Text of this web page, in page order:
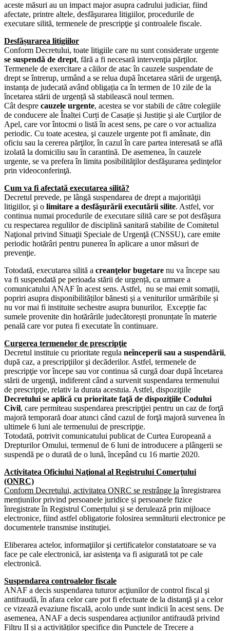
aceste măsuri au un impact major asupra cadrului judiciar, fiind
afectate, printre altele, desfăşurarea litigiilor, procedurile de
executare silită, termenele de prescripţie şi controalele fiscale.
Desfășurarea litigiilor
Conform Decretului, toate litigiile care nu sunt considerate urgente
se suspendă de drept, fără a fi necesară intervenţia părţilor.
Termenele de exercitare a căilor de atac în cauzele suspendate de
drept se întrerup, urmând a se relua după încetarea stării de urgenţă,
instanța de judecată având obligația ca în termen de 10 zile de la
încetarea stării de urgență să stabilească noul termen.
Cât despre cauzele urgente, acestea se vor stabili de către colegiile
de conducere ale Înaltei Curți de Casație și Justiție şi ale Curţilor de
Apel, care vor întocmi o listă în acest sens, pe care o vor actualiza
periodic. Cu toate acestea, şi cauzele urgente pot fi amânate, din
oficiu sau la cererea părţilor, în cazul în care partea interesată se află
izolată la domiciliu sau în carantină. De asemenea, în cauzele
urgente, se va prefera în limita posibilităţilor desfăşurarea şedinţelor
prin videoconferinţă.
Cum va fi afectată executarea silită?
Decretul prevede, pe lângă suspendarea de drept a majorităţii
litigiilor, şi o limitare a desfăşurării executării silite. Astfel, vor
continua numai procedurile de executare silită care se pot desfăşura
cu respectarea regulilor de disciplină sanitară stabilite de Comitetul
Naţional privind Situaţii Speciale de Urgenţă (CNSSU), care emite
periodic hotărâri pentru punerea în aplicare a unor măsuri de
prevenţie.
Totodată, executarea silită a creanţelor bugetare nu va începe sau
va fi suspendată pe perioada stării de urgență, ca urmare a
comunicatului ANAF în acest sens. Astfel, nu se mai emit somații,
popriri asupra disponibilităților bănesti și a veniturilor urmăribile și
nu vor mai fi instituite sechestre asupra bunurilor, Excepție fac
sumele provenite din hotărârile judecătorești pronunțate în materie
penală care vor putea fi executate în continuare.
Curgerea termenelor de prescripţie
Decretul instituie cu prioritate regula neînceperii sau a suspendării,
după caz, a prescripţiilor şi decăderilor. Astfel, termenele de
prescripţie vor începe sau vor continua să curgă doar după încetarea
stării de urgenţă, indiferent când a survenit suspendarea termenului
de prescripţie, relativ la durata acestuia. Astfel, dispoziţiile
Decretului se aplică cu prioritate faţă de dispoziţiile Codului
Civil, care permiteau suspendarea prescripţiei pentru un caz de forţă
majoră temporară doar atunci când cazul de forţă majoră survenea în
ultimele 6 luni ale termenului de prescripţie.
Totodată, potrivit comunicatului publicat de Curtea Europeană a
Drepturilor Omului, termenul de 6 luni de introducere a plângerii se
suspendă pe o durată de o lună, începând cu 16 martie 2020.
Activitatea Oficiului Naţional al Registrului Comerţului
(ONRC)
Conform Decretului, activitatea ONRC se restrânge la înregistrarea
mențiunilor privind persoanele juridice și persoanele fizice
înregistrate în Registrul Comerțului și se derulează prin mijloace
electronice, fiind astfel obligatorie folosirea semnăturii electronice pe
documentele transmise instituţiei.
Eliberarea actelor, informaţiilor şi certificatelor constatatoare se va
face pe cale electronică, iar asistenţa va fi asigurată tot pe cale
electronică.
Suspendarea controalelor fiscale
ANAF a decis suspendarea tuturor acţiunilor de control fiscal şi
antifraudă, în afara celor care pot fi efectuate de la distanţă şi a celor
ce vizează evaziune fiscală, acolo unde sunt indicii în acest sens. De
asemenea, ANAF a decis suspendarea acțiunilor antifraudă privind
Filtru II și a activităților specifice din Punctele de Trecere a